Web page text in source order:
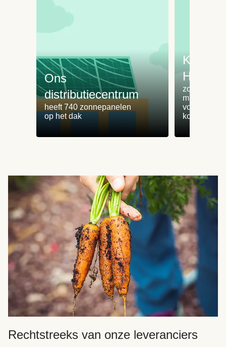
Ons
distributiecentrum
heeft 740 zonnepanelen
op het dak
Koken
zorgt voor
minder
koken
Rechtstreeks van onze leveranciers